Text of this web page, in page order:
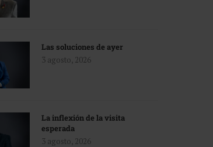
Las soluciones de ayer
3 agosto, 2026
La inflexión de la visita
esperada
3 agosto, 2026